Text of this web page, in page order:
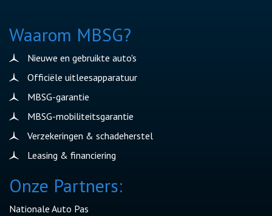
Waarom MBSG?
Nieuwe en gebruikte auto's
Officiële uitleesapparatuur
MBSG-garantie
MBSG-mobiliteitsgarantie
Verzekeringen & schadeherstel
Leasing & financiering
Onze Partners:
Nationale Auto Pas